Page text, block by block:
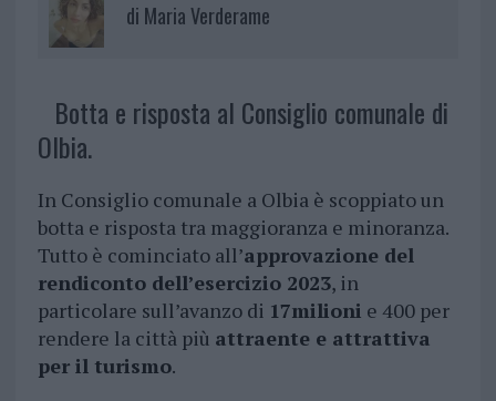
di Maria Verderame
Botta e risposta al Consiglio comunale di
Olbia.
In Consiglio comunale a Olbia è scoppiato un
botta e risposta tra maggioranza e minoranza.
Tutto è cominciato all’approvazione del
rendiconto dell’esercizio 2023, in
particolare sull’avanzo di 17milioni e 400 per
rendere la città più attraente e attrattiva
per il turismo.